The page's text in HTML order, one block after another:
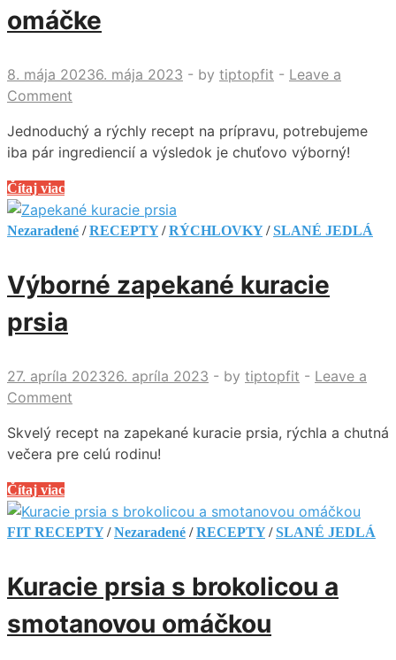
omáčke
8. mája 20236. mája 2023 - by tiptopfit - Leave a
Comment
Jednoduchý a rýchly recept na prípravu, potrebujeme
iba pár ingrediencií a výsledok je chuťovo výborný!
Švédske
mäsové
guľky
omáčke
Čítaj viac
Nezaradené /RECEPTY/RÝCHLOVKY/SLANÉ JEDLÁ
Výborné zapekané kuracie
prsia
27. apríla 202326. apríla 2023 - by tiptopfit - Leave a
Comment
Skvelý recept na zapekané kuracie prsia, rýchla a chutná
večera pre celú rodinu!
Výborné
zapekané
kuracie
Čítaj viac
FIT RECEPTY/Nezaradené /RECEPTY/SLANÉ JEDLÁ
Kuracie prsia s brokolicou a
smotanovou omáčkou